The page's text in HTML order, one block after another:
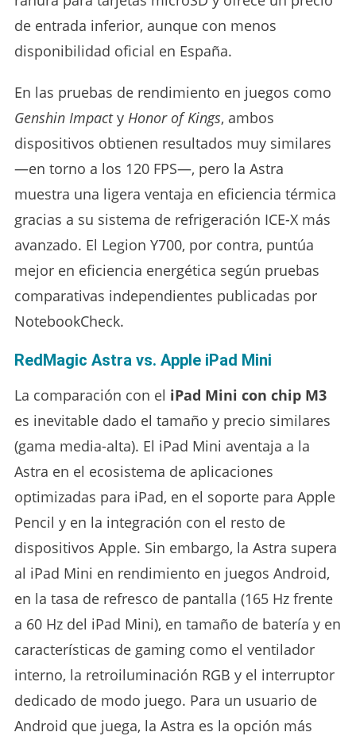
de entrada inferior, aunque con menos
disponibilidad oficial en España.
En las pruebas de rendimiento en juegos como
Genshin Impacty Honor of Kings, ambos
dispositivos obtienen resultados muy similares
—en torno a los 120 FPS—, pero la Astra
muestra una ligera ventaja en eficiencia térmica
gracias a su sistema de refrigeración ICE-X más
avanzado. El Legion Y700, por contra, puntúa
mejor en eficiencia energética según pruebas
comparativas independientes publicadas por
NotebookCheck.
RedMagic Astra vs. Apple iPad Mini
La comparación con el iPad Mini con chip M3
es inevitable dado el tamaño y precio similares
(gama media-alta). El iPad Mini aventaja a la
Astra en el ecosistema de aplicaciones
optimizadas para iPad, en el soporte para Apple
Pencil y en la integración con el resto de
dispositivos Apple. Sin embargo, la Astra supera
al iPad Mini en rendimiento en juegos Android,
en la tasa de refresco de pantalla (165 Hz frente
a 60 Hz del iPad Mini), en tamaño de batería y en
características de gaming como el ventilador
interno, la retroiluminación RGB y el interruptor
dedicado de modo juego. Para un usuario de
Android que juega, la Astra es la opción más